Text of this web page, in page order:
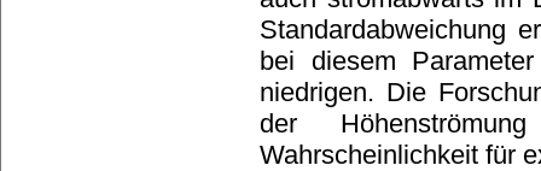
Standardabweichung
bei diesem
niedrigen. Die
der
Wahrscheinlichkeit für